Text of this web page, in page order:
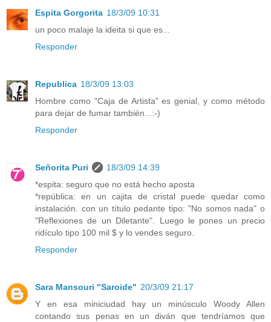
Espita Gorgorita 18/3/09 10:31
un poco malaje la ideita si que es...
Responder
Republica 18/3/09 13:03
Hombre como "Caja de Artista" es genial, y como método
para dejar de fumar también...:-)
Responder
Señorita Puri
18/3/09 14:39
*espita: seguro que no está hecho aposta
*república: en un cajita de cristal puede quedar como
instalación. con un título pedante tipo: "No somos nada" o
"Reflexiones de un Diletante". Luego le pones un precio
ridículo tipo 100 mil $ y lo vendes seguro.
Responder
Sara Mansouri "Saroide" 20/3/09 21:17
Y en esa miniciudad hay un minúsculo Woody Allen
contando sus penas en un diván que tendríamos que